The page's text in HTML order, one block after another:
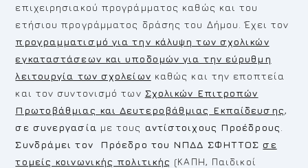
επιχειρησιακού προγράμματος καθώς και του
ετήσιου προγράμματος δράσης του Δήμου. Έχει τον
προγραμματισμό για την κάλυψη των σχολικών
εγκαταστάσεων και υποδομών για την εύρυθμη
λειτουργία των σχολείων καθώς και την εποπτεία
και τον συντονισμό των Σχολικών Επιτροπών
Πρωτοβάθμιας και Δευτεροβάθμιας Εκπαίδευσης,
σε συνεργασία με τους αντίστοιχους Προέδρους
Συνδράμει τον Πρόεδρο του ΝΠΔΔ ΣΦΗΤΤΟΣσε
τομείς κοινωνικής πολιτικής (ΚΑΠΗ, Παιδικοί